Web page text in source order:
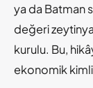
ya da Batman
değeri
kurulu. Bu,
ekonomik